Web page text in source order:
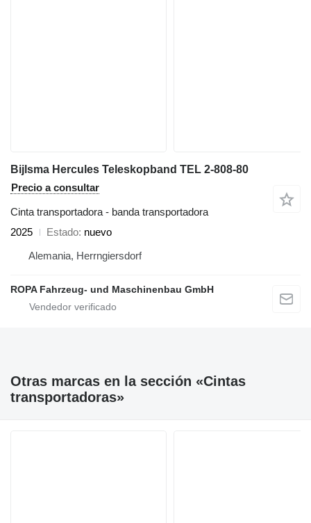
Bijlsma Hercules Teleskopband TEL 2-808-80
Precio a consultar
Cinta transportadora - banda transportadora
2025
Estado nuevo
Alemania, Herrngiersdorf
ROPA Fahrzeug- und Maschinenbau GmbH
Otras marcas en la sección «Cintas
transportadoras»